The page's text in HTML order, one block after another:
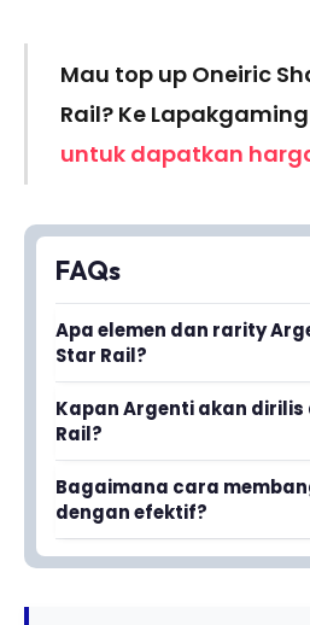
Mau top up Oneiric
Rail? Ke
untuk dapatkan
FAQs
Apa elemen dan rarity
Star Rail?
Argenti adalah karakter
elemen Physical. Dia akan
Thorns of Scented Crown
Desember mendatang.
Kapan Argenti akan dirilis
Rail?
Argenti akan dirilis pada
Scented Crown 1.5 pada
Ini adalah karakter baru
diumumkan oleh HoYoverse.
Bagaimana cara
dengan efektif?
Kamu perlu menyesuaikan